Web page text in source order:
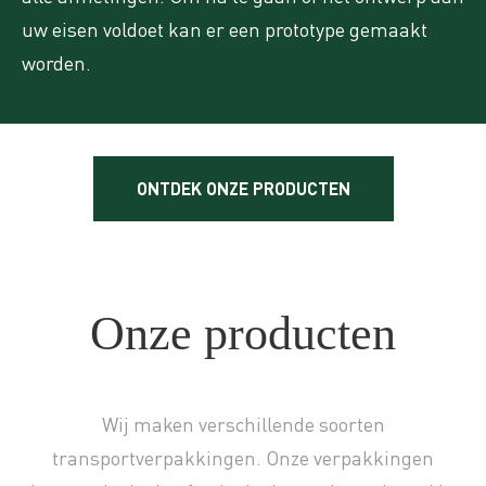
uw eisen voldoet kan er een prototype gemaakt
worden.
aangestuurd door groene energie geproduceerd
door zonnepanelen uit onze gebouwen.
ONTDEK ONZE PRODUCTEN
Onze producten
Wij maken verschillende soorten
transportverpakkingen. Onze verpakkingen